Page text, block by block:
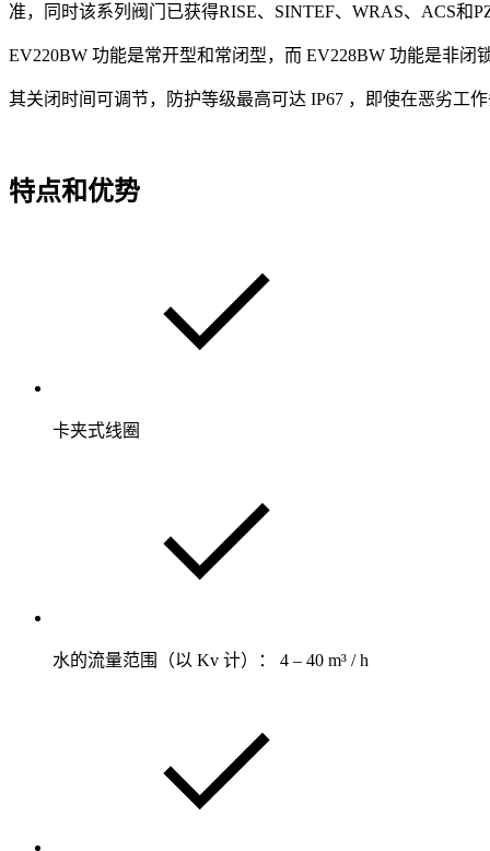
准，同时该系列阀门已获得RISE、SINTEF、WRAS、ACS和
EV220BW 功能是常开型和常闭型，而 EV228BW 功能是非闭
其关闭时间可调节，防护等级最高可达 IP67 ，即使在恶劣工
特点和优势
卡夹式线圈
水的流量范围（以 Kv 计）： 4 – 40 m³ / h